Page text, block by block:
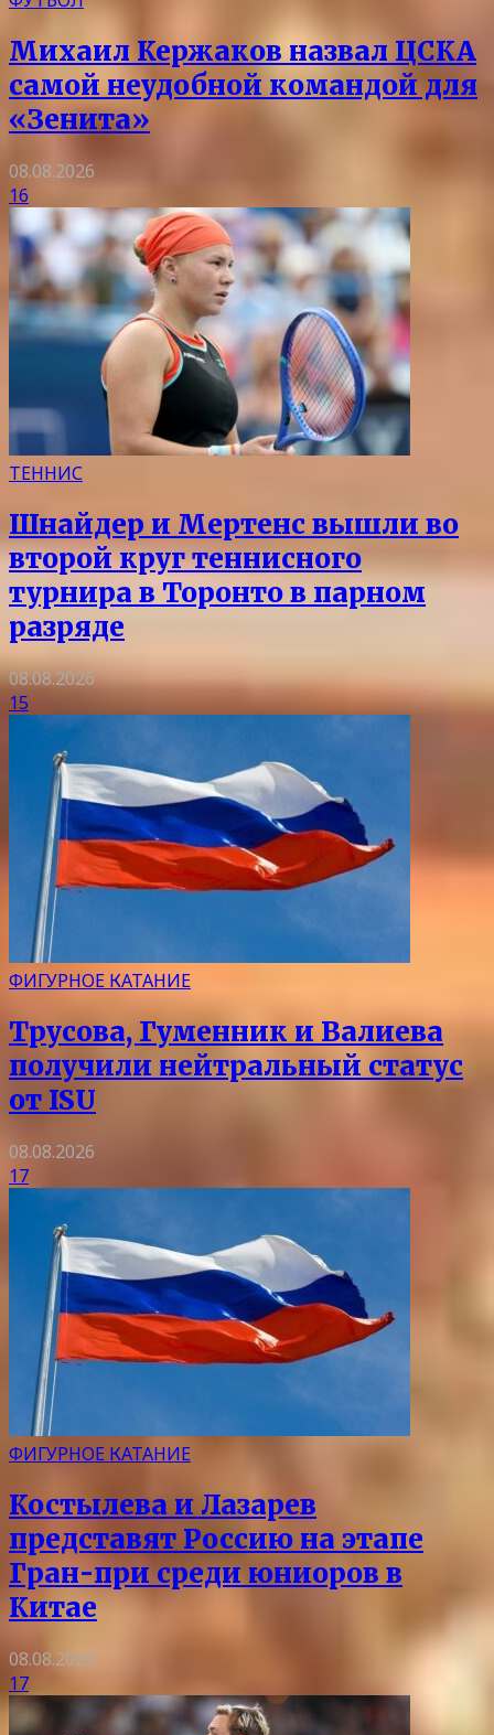
Михаил Кержаков назвал ЦСКА
самой неудобной командой для
«Зенита»
08.08.2026
16
ТЕННИС
Шнайдер и Мертенс вышли во
второй круг теннисного
турнира в Торонто в парном
разряде
08.08.2026
15
ФИГУРНОЕ КАТАНИЕ
Трусова, Гуменник и Валиева
получили нейтральный статус
от ISU
08.08.2026
17
ФИГУРНОЕ КАТАНИЕ
Костылева и Лазарев
представят Россию на этапе
Гран-при среди юниоров в
Китае
08.08.2026
17